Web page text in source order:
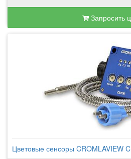
Запросить
Цветовые сенсоры CROMLAVIEW